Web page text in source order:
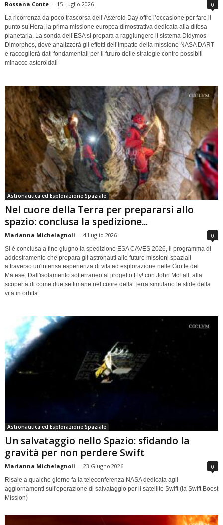
Rossana Conte - 15 Luglio 2026 0
La ricorrenza da poco trascorsa dell’Asteroid Day offre l’occasione per fare il
punto su Hera, la prima missione europea dimostrativa dedicata alla difesa
planetaria. La sonda dell’ESA si prepara a raggiungere il sistema Didymos–
Dimorphos, dove analizzerà gli effetti dell’impatto della missione NASA DART
e raccoglierà dati fondamentali per il futuro delle strategie contro possibili
minacce asteroidali
Astronautica ed Esplorazione Spaziale
Nel cuore della Terra per prepararsi allo
spazio: conclusa la spedizione...
Marianna Michelagnoli - 4 Luglio 2026 0
Si è conclusa a fine giugno la spedizione ESA CAVES 2026, il programma di
addestramento che prepara gli astronauti alle future missioni spaziali
attraverso un'intensa esperienza di vita ed esplorazione nelle Grotte del
Matese. Dall'isolamento sotterraneo al progetto Fly! con John McFall, alla
scoperta di come due settimane nel cuore della Terra simulano le sfide della
vita in orbita
Astronautica ed Esplorazione Spaziale
Un salvataggio nello Spazio: sfidando la
gravità per non perdere Swift
Marianna Michelagnoli - 23 Giugno 2026 0
Risale a qualche giorno fa la teleconferenza NASA dedicata agli
aggiornamenti sull'operazione di salvataggio per il satellite Swift (la Swift Boost
Mission)